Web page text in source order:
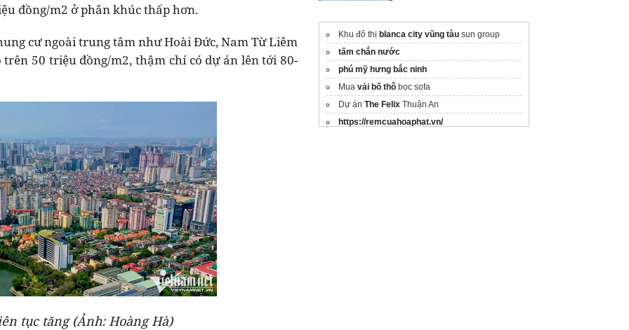
đồng/m2 ở phân khúc thấp hơn.
cư ngoài trung tâm như Hoài Đức, Nam Từ Liêm
50 triệu đồng/m2, thậm chí có dự án lên tới 80-
tục tăng (Ảnh: Hoàng Hà)
Khu đô thị blanca city vũng tàu sun group
tấm chắn nước
phú mỹ hưng bắc ninh
Mua vải bố thô​ bọc sofa
Dự án The Felix Thuận An
https://remcuahoaphat.vn/